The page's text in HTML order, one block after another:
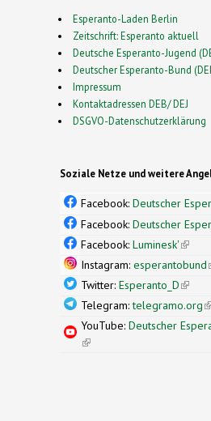
Esperanto-Laden Berlin
Zeitschrift: Esperanto aktuell
Deutsche Esperanto-Jugend
Deutscher Esperanto-Bund
Impressum
Kontaktadressen DEB/ DEJ
DSGVO-Datenschutzerklärung
Soziale Netze und weitere
Facebook: Deutscher
Facebook: Deutscher
Facebook: Luminesk'(link
Instagram: esperantobund
Twitter: Esperanto_D(link
Telegram:telegramo.org
YouTube: Deutscher
(link is external)